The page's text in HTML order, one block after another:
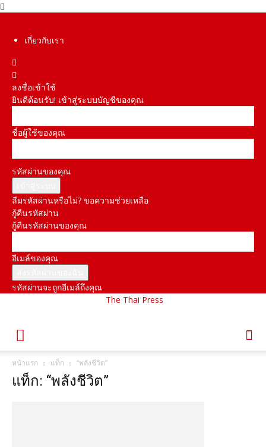
เกี่ยวกับเรา
ลงชื่อเข้าใช้
ยินดีต้อนรับ! เข้าสู่ระบบบัญชีของคุณ
ชื่อผู้ใช้ของคุณ
รหัสผ่านของคุณ
ลืมรหัสผ่านหรือไม่? ขอความช่วยเหลือ
กู้คืนรหัสผ่าน
กู้คืนรหัสผ่านของคุณ
อีเมล์ของคุณ
รหัสผ่านจะถูกอีเมล์ถึงคุณ
The Thai Press
หน้าแรก แท็ก “พลังชีวิต”
แท็ก: “พลังชีวิต”